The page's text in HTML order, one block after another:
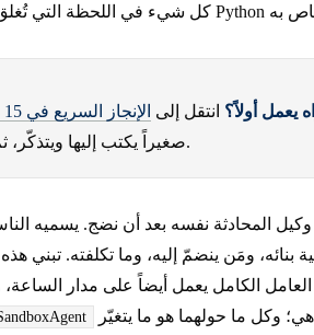
يعمل أولاً؟ انتقل إلى الإنجاز السريع في 15 دقيقة
صغيراً يكتب إليها ويتذكّر، ثم تعود للمفاهيم التي تشرح لماذا جاء بهذا الشكل.
المحادثة نفسه بعد أن نضج. يسميه
بنائه، ومَن ينضمّ إليه، وما تكلفته. تبني هذه
العامل الكامل يعمل أيضاً على مدار